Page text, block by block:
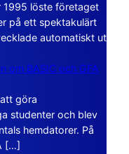
1995 löste företaget
på ett spektakulärt
automatiskt ut
om BASIC och GFA
göra
studenter och blev
hemdatorer. På
[…]